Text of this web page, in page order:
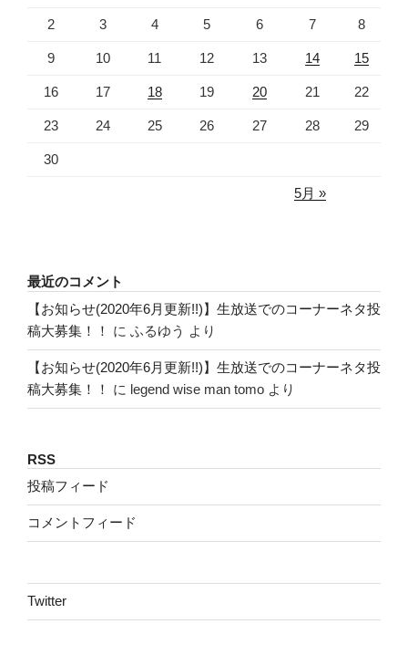
2 3 4 5 6 7 8
9 10 11 12 13 14 15
16 17 18 19 20 21 22
23 24 25 26 27 28 29
30
5月 »
最近のコメント
【お知らせ(2020年6月更新!!)】生放送でのコーナーネタ投
稿大募集！！
に ふるゆう より
【お知らせ(2020年6月更新!!)】生放送でのコーナーネタ投
稿大募集！！
に legend wise man tomo より
RSS
投稿フィード
コメントフィード
Twitter